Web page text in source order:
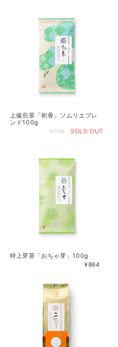
上級煎茶「初香」ソムリエブレ
ンド100g
¥756
SOLD OUT
特上芽茶「おちゃ芽」100g
¥864